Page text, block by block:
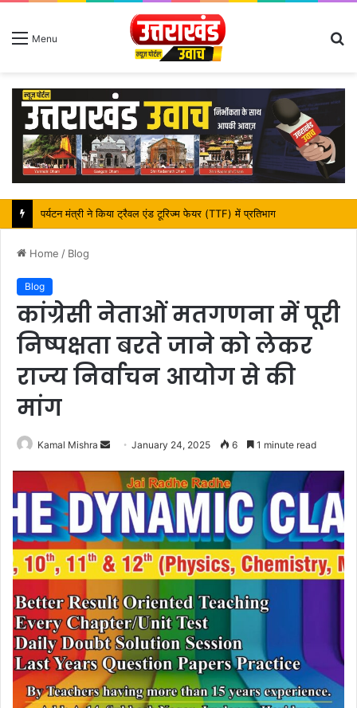
Menu
महापौर शंभू पासवान के जन्मदिवस पर क्षेत्र में विकास की सौगात
Home / Blog
Blog
कांग्रेसी नेताओं मतगणना में पूरी
निष्पक्षता बरते जाने को लेकर
राज्य निर्वाचन आयोग से की
मांग
Kamal Mishra
Send
email
January 24, 2025 6 1 minute read